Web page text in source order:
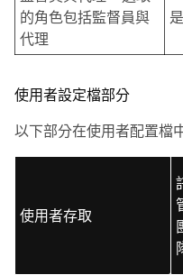
的角色包括監督員與
代理
是
使用者設定檔部分
以下部分在使用者配置檔
使用者存取